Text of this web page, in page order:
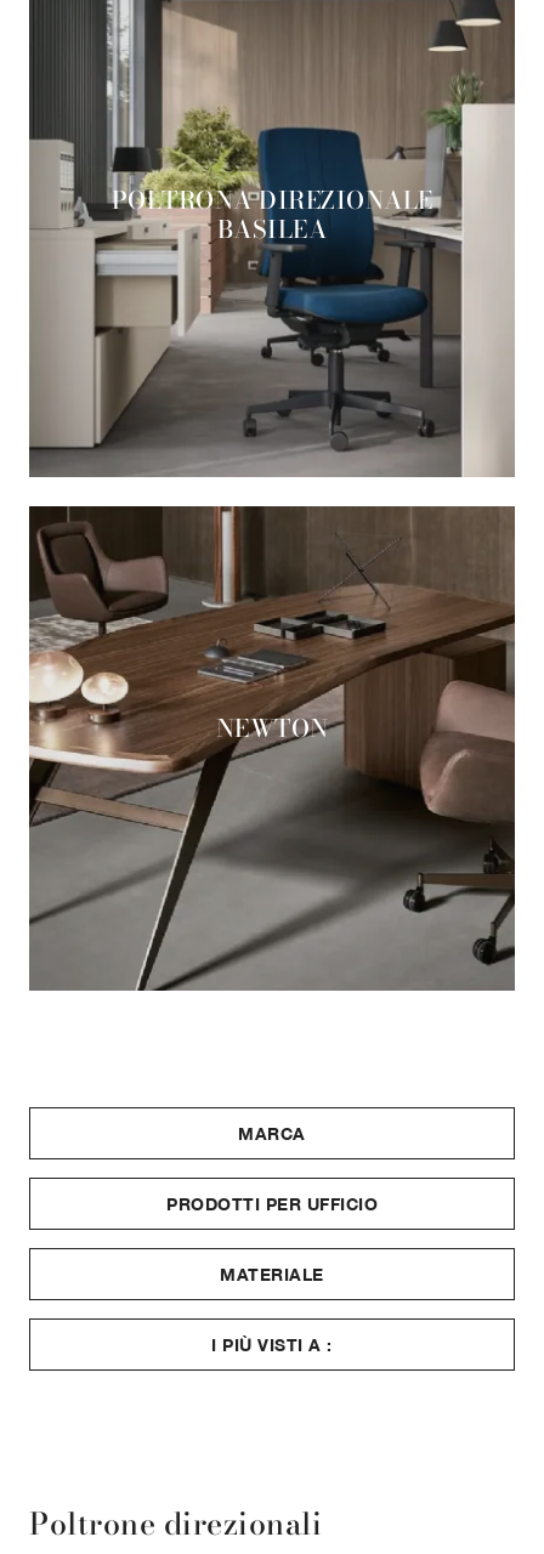
MARCA
PRODOTTI PER UFFICIO
MATERIALE
I PIÙ VISTI A :
POLTRONA DIREZIONALE
BASILEA
NEWTON
Poltrone direzionali